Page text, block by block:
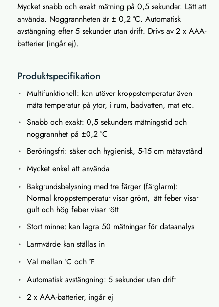
Mycket snabb och exakt mätning på 0,5 sekunder. Lätt att
använda. Noggrannheten är ± 0,2 °C. Automatisk
avstängning efter 5 sekunder utan drift. Drivs av 2 x AAA-
batterier (ingår ej).
Produktspecifikation
Multifunktionell: kan utöver kroppstemperatur även
mäta temperatur på ytor, i rum, badvatten, mat etc.
Snabb och exakt: 0,5 sekunders mätningstid och
noggrannhet på ±0,2 °C
Beröringsfri: säker och hygienisk, 5-15 cm mätavstånd
Mycket enkel att använda
Bakgrundsbelysning med tre färger (färglarm):
Normal kroppstemperatur visar grönt, lätt feber visar
gult och hög feber visar rött
Stort minne: kan lagra 50 mätningar för dataanalys
Larmvärde kan ställas in
Väl mellan °C och °F
Automatisk avstängning: 5 sekunder utan drift
2 x AAA-batterier, ingår ej